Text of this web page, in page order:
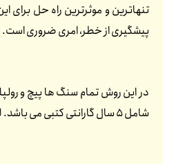
تنهاترین و موثرترین راه حل
پیشگیری از خطر، امری ضروری است.
در این روش تمام سنگ ها پیچ و
شامل 5 سال گارانتی کتبی می باشد. لازم به ذکر است که قبل از کار قرارداد منعقد می شود. تمامی پرسنل ما بیمه هستند. در قرارداد نیز ذکر می شود که هیچ مسئولیتی به عهده کارفرما نمی باشد.